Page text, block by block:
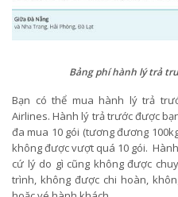
Bảng phí hành lý trả
Bạn có thể mua hành lý trả
Airlines. Hành lý trả trước được
đa mua 10 gói (tương đương
không được vượt quá 10 gói.
cứ lý do gì cũng không được
trình, không được chi hoàn,